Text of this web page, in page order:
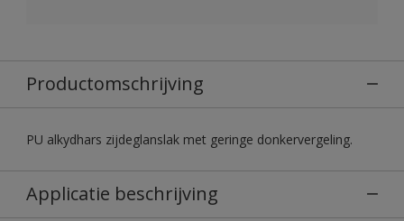
Productomschrijving
PU alkydhars zijdeglanslak met geringe donkervergeling.
Applicatie beschrijving